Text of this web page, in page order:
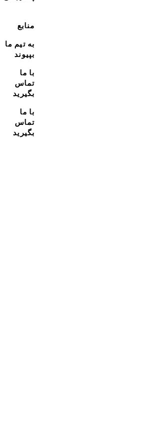
منابع
به تیم ما
بپیوند
با ما
تماس
بگیرید
با ما
تماس
بگیرید